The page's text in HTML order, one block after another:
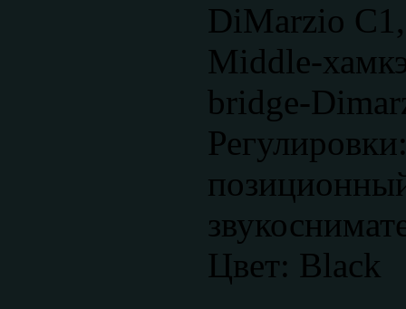
DiMarzio C1,
Middle-
bridge-
Цвет: Black